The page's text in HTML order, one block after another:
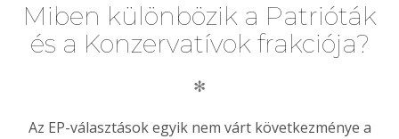
Miben különbözik a Patrióták
és a Konzervatívok frakciója?
✻
Az EP-választások egyik nem várt következménye a